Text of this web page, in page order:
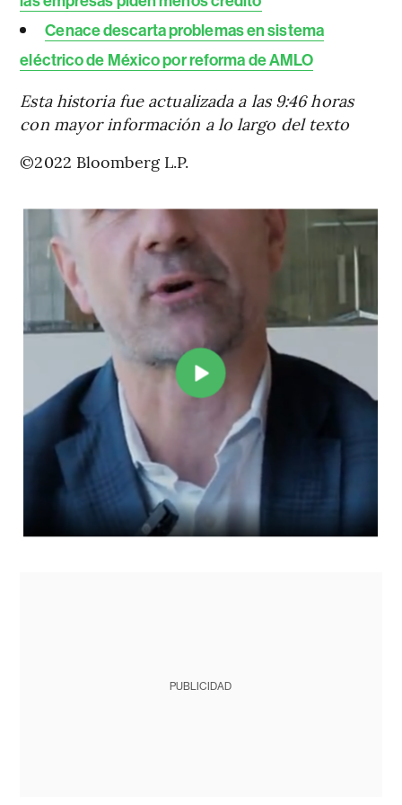
Cenace descarta problemas en sistema
eléctrico de México por reforma de AMLO
Esta historia fue actualizada a las 9:46 horas
con mayor información a lo largo del texto
©2022 Bloomberg L.P.
PUBLICIDAD